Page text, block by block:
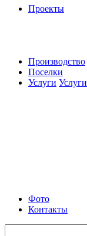
Проекты
Производство
Поселки
Услуги Услуги
Фото
Контакты